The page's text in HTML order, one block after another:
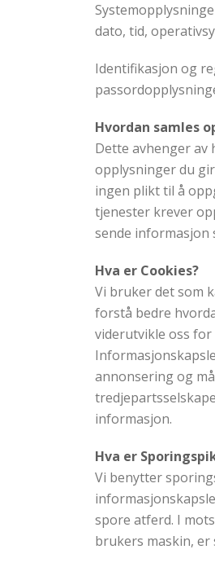
dato, tid,
Identifikasjon og
Hvordan samles
Dette avhenger av
opplysninger du
ingen plikt til å
tjenester krever
sende informasjon
Hva er Cookies?
Vi bruker det som
forstå bedre
viderutvikle oss
annonsering og
informasjon.
Hva er
Vi benytter
spore atferd. I
brukers maskin, er